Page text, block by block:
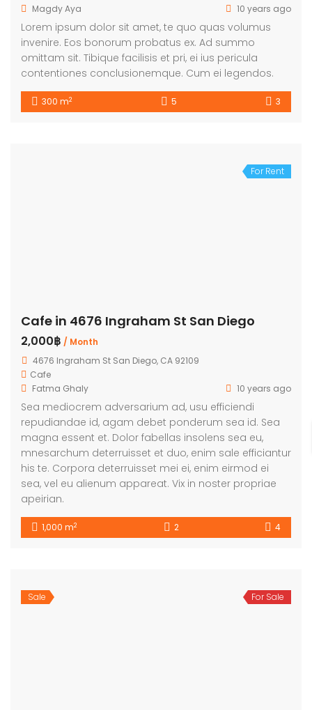
Magdy Aya
10 years ago
Lorem ipsum dolor sit amet, te quo quas volumus
invenire. Eos bonorum probatus ex. Ad summo
omittam sit. Tibique facilisis et pri, ei ius pericula
contentiones conclusionemque. Cum ei legendos.
300 m2 5 3
For Rent
Cafe in 4676 Ingraham St San Diego
2,000฿ / Month
4676 Ingraham St San Diego, CA 92109
Cafe
Fatma Ghaly
10 years ago
Sea mediocrem adversarium ad, usu efficiendi
repudiandae id, agam debet ponderum sea id. Sea
magna essent et. Dolor fabellas insolens sea eu,
mnesarchum deterruisset et duo, enim sale efficiantur
his te. Corpora deterruisset mei ei, enim eirmod ei
sea, vel eu alienum appareat. Vix in noster propriae
apeirian.
1,000 m2 2 4
Sale For Sale